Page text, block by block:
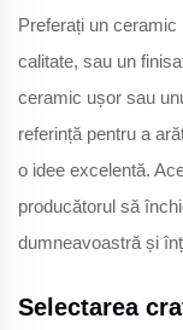
Preferați un
calitate, sau un
ceramic ușor sau
referință pentru a
o idee excelentă.
producătorul să
dumneavoastră și
Selectarea